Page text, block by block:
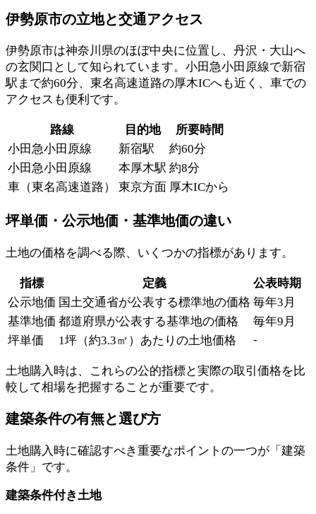
伊勢原市の立地と交通アクセス
伊勢原市は神奈川県のほぼ中央に位置し、丹沢・大山へ
の玄関口として知られています。小田急小田原線で新宿
駅まで約60分、東名高速道路の厚木ICへも近く、車での
アクセスも便利です。
路線 目的地
所要時間
小田急小田原線
新宿駅
約60分
小田急小田原線
本厚木駅 約8分
車（東名高速道路）
東京方面 厚木ICから
坪単価・公示地価・基準地価の違い
土地の価格を調べる際、いくつかの指標があります。
指標 定義
公表時期
公示地価 国土交通省が公表する標準地の価格 毎年3月
基準地価 都道府県が公表する基準地の価格
毎年9月
坪単価
1坪（約3.3㎡）あたりの土地価格 -
土地購入時は、これらの公的指標と実際の取引価格を比
較して相場を把握することが重要です。
建築条件の有無と選び方
土地購入時に確認すべき重要なポイントの一つが「建築
条件」です。
建築条件付き土地